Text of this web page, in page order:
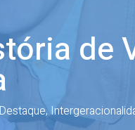
de
Destaque,